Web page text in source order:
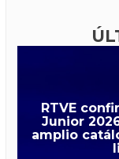
RTVE
Junior
amplio